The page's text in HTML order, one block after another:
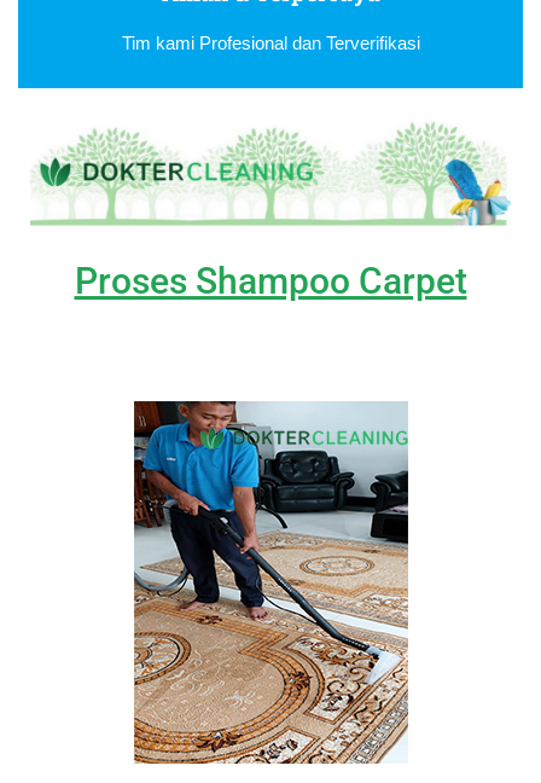
Tim kami Profesional dan Terverifikasi
Proses Shampoo Carpet